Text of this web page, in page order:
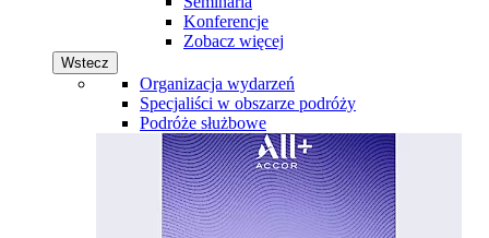
Konferencje
Zobacz więcej
Wstecz
Organizacja wydarzeń
Specjaliści w obszarze podróży
Podróże służbowe